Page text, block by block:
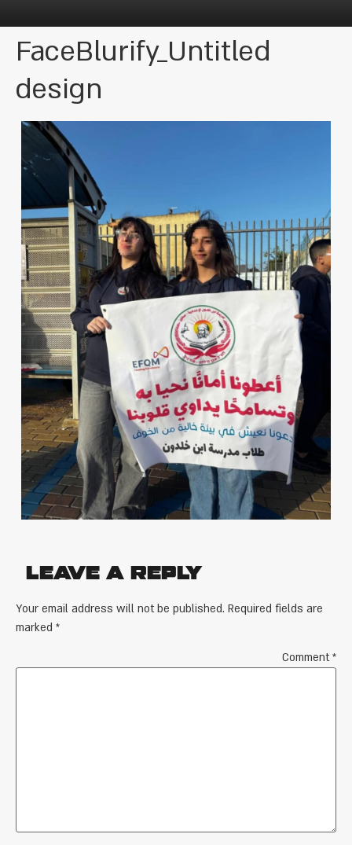
FaceBlurify_Untitled
design
Leave a Reply
Your email address will not be published. Required fields are
marked *
Comment*